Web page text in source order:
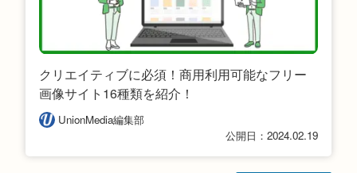
クリエイティブに必須！商用利用可能なフリー
画像サイト16種類を紹介！
UnionMedia編集部
公開日：2024.02.19